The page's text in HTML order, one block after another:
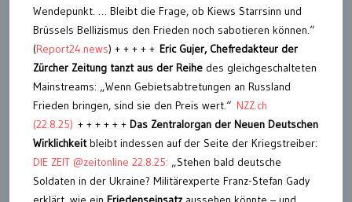
Wendepunkt. … Bleibt die Frage, ob Kiews Starrsinn und
Brüssels Bellizismus den Frieden noch sabotieren können.“
(Report24.news) + + + + + Eric Gujer, Chefredakteur der
Zürcher Zeitung tanzt aus der Reihe des gleichgeschalteten
Mainstreams: „Wenn Gebietsabtretungen an Russland
Frieden bringen, sind sie den Preis wert.“ NZZ.ch
(22.8.25) + + + + + + Das Zentralorgan der Neuen Deutschen
Wirklichkeitbleibt indessen auf der Seite der Kriegstreiber:
DIE ZEIT @zeitonline 22.8.25: „Stehen bald deutsche
Soldaten in der Ukraine? Militärexperte Franz-Stefan Gady